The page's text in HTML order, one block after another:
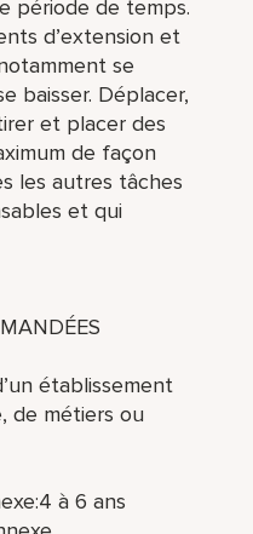
période de temps.
d’extension et
se
baisser. Déplacer,
et placer des
de façon
les autres tâches
et qui
établissement
de métiers ou
à 6 ans